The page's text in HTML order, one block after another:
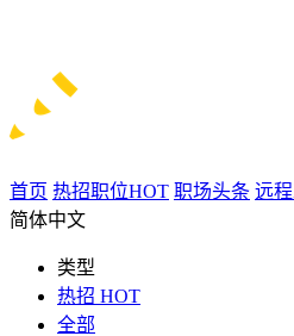
首页 热招职位HOT 职场头条 远
简体中文
类型
热招 HOT
全部